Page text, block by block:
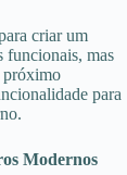
criar um
funcionais, mas
próximo
para
Modernos